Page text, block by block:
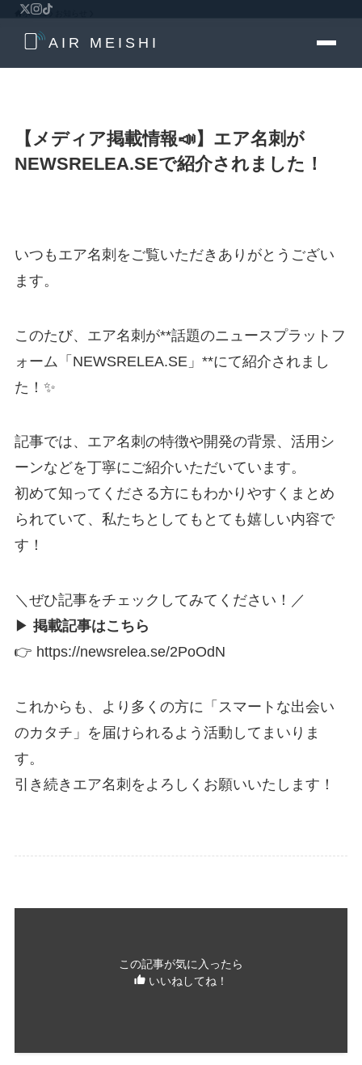
AIR MEISHI
ホーム
【メディア掲載情報📣】エア名刺が
NEWSRELEA.SEで紹介されました！
いつもエア名刺をご覧いただきありがとうござい
ます。
このたび、エア名刺が**話題のニュースプラットフ
ォーム「NEWSRELEA.SE」**にて紹介されまし
た！✨
記事では、エア名刺の特徴や開発の背景、活用シ
ーンなどを丁寧にご紹介いただいています。
初めて知ってくださる方にもわかりやすくまとめ
られていて、私たちとしてもとても嬉しい内容で
す！
＼ぜひ記事をチェックしてみてください！／
▶︎ 掲載記事はこちら
👉 https://newsrelea.se/2PoOdN
これからも、より多くの方に「スマートな出会い
のカタチ」を届けられるよう活動してまいりま
す。
引き続きエア名刺をよろしくお願いいたします！
この記事が気に入ったら
いいねしてね！